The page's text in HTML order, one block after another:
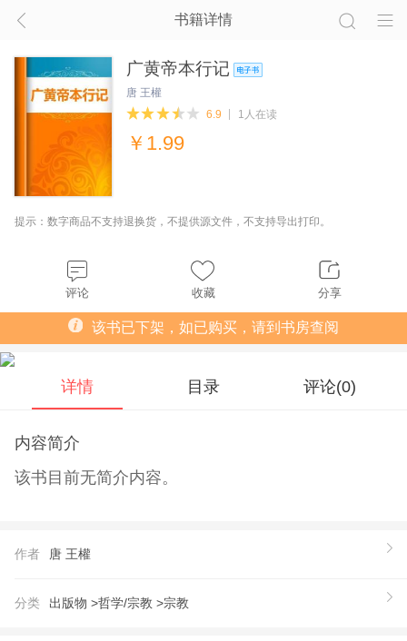
书籍详情
广黄帝本行记
唐 王權
6.9
1人在读
￥ 1.99
提示：数字商品不支持退换货，不提供源文件，不支持导出打印。
评论 收藏 分享
该书已下架，如已购买，请到书房查阅
详情 目录 评论(0)
内容简介
该书目前无简介内容。
作者 唐 王權
分类 出版物 >哲学/宗教 >宗教